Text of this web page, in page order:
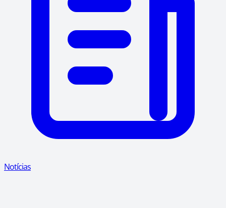
Notícias